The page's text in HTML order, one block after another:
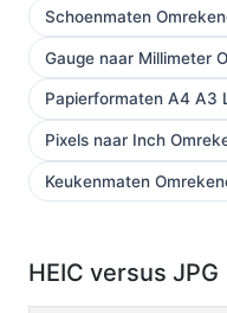
Schoenmaten
Gauge naar Millimeter
Papierformaten A4 A3
Pixels naar Inch
Keukenmaten
HEIC versus JPG